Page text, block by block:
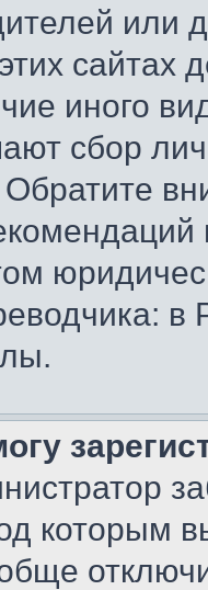
или
сайтах
иного
сбор
Обратите
в
которым